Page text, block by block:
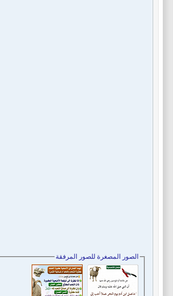
الصور المصغرة للصور المرفقة